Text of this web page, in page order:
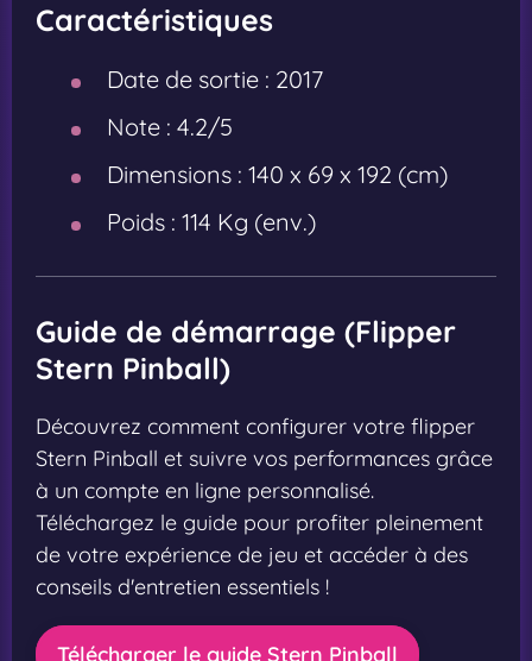
Caractéristiques
Date de sortie : 2017
Note : 4.2/5
Dimensions : 140 x 69 x 192 (cm)
Poids : 114 Kg (env.)
Guide de démarrage (Flipper
Stern Pinball)
Découvrez comment configurer votre flipper
Stern Pinball et suivre vos performances grâce
à un compte en ligne personnalisé.
Téléchargez le guide pour profiter pleinement
de votre expérience de jeu et accéder à des
conseils d'entretien essentiels !
Télécharger le guide Stern Pinball